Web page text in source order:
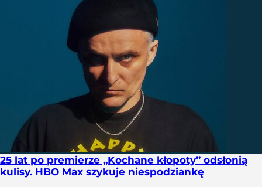
25 lat po premierze „Kochane kłopoty” odsłonią
kulisy. HBO Max szykuje niespodziankę